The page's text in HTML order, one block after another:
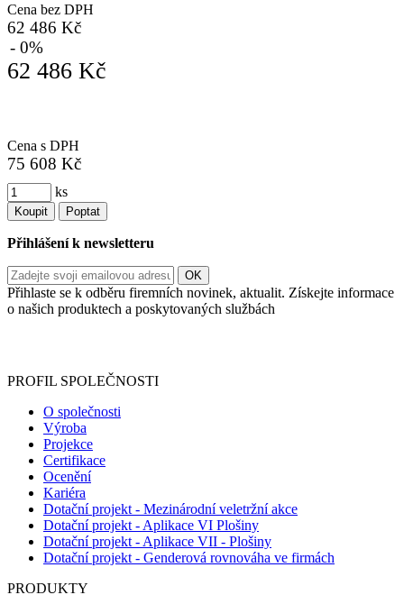
Cena bez DPH
62 486 Kč
- 0%
62 486 Kč
Cena s DPH
75 608 Kč
ks
Koupit Poptat
Přihlášení k newsletteru
Přihlaste se k odběru firemních novinek, aktualit. Získejte informace
o našich produktech a poskytovaných službách
PROFIL SPOLEČNOSTI
O společnosti
Výroba
Projekce
Certifikace
Ocenění
Kariéra
Dotační projekt - Mezinárodní veletržní akce
Dotační projekt - Aplikace VI Plošiny
Dotační projekt - Aplikace VII - Plošiny
Dotační projekt - Genderová rovnováha ve firmách
PRODUKTY